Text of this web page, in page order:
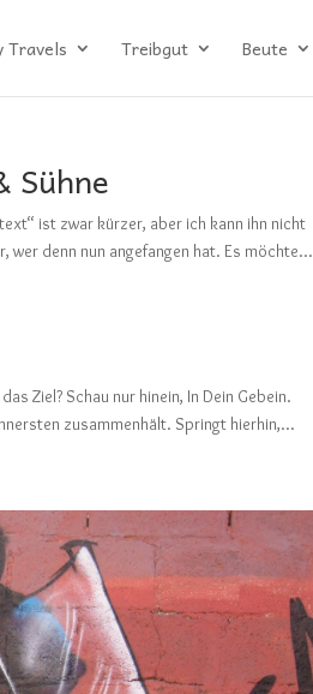
Travels Treibgut Beute
Sühne
ist zwar kürzer, aber ich kann ihn nicht
denn nun angefangen hat. Es möchte...
Ziel? Schau nur hinein, In Dein Gebein.
zusammenhält. Springt hierhin,...